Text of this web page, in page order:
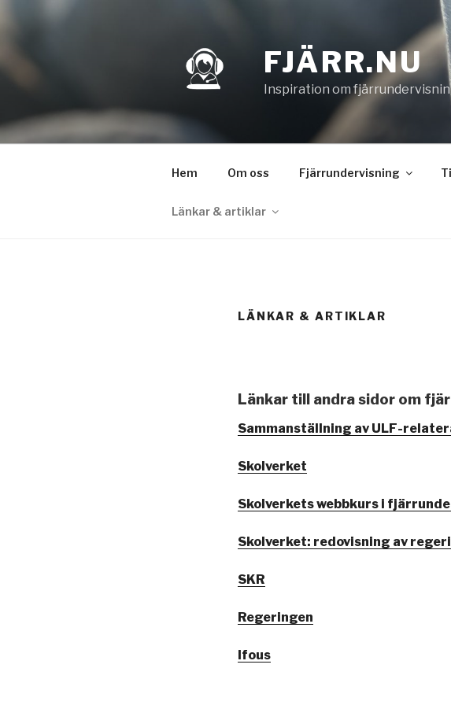
FJÄRR.NU
Inspiration om
Hem Om oss Fjärrundervisning
Länkar & artiklar
LÄNKAR & ARTIKLAR
Länkar till andra sidor om
Sammanställning av ULF-
Skolverket
Skolverkets webbkurs i
Skolverket: redovisning av
SKR
Regeringen
Ifous